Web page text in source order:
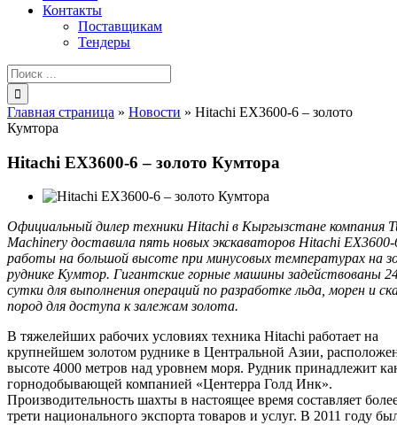
Контакты
Поставщикам
Тендеры
Результат
поиска:
Главная страница » Новости » Hitachi EX3600-6 – золото
Кумтора
Hitachi EX3600-6 – золото Кумтора
Официальный дилер техники Hitachi в Кыргызстане компания
Machinery доставила пять новых экскаваторов Hitachi EX3600-
работы на большой высоте при минусовых температурах на
руднике Кумтор. Гигантские горные машины задействованы
сутки для выполнения операций по разработке льда, морен и
пород для доступа к залежам золота.
В тяжелейших рабочих условиях техника Hitachi работает на
крупнейшем золотом руднике в Центральной Азии,
высоте 4000 метров над уровнем моря. Рудник принадлежит
горнодобывающей компанией «Центерра Голд Инк».
Производительность шахты в настоящее время составляет
трети национального экспорта товаров и услуг. В 2011 году